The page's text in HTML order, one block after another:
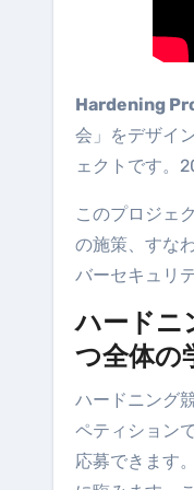
Hardening
会」をデザイ
ェクトです。
このプロジェ
の施策、すな
バーセキュリ
ハードニ
つ全体の
ハードニング
ペティション
応募できます